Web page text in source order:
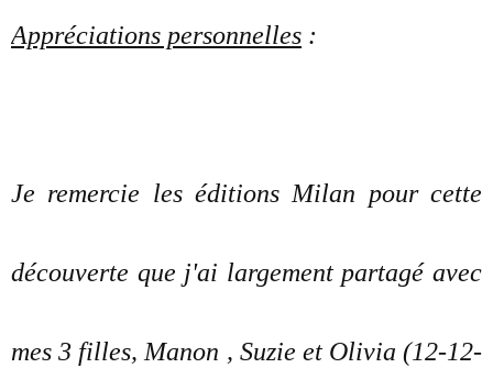
Appréciations personnelles :
Je remercie les éditions Milan pour cette
découverte que j'ai largement partagé avec
mes 3 filles, Manon , Suzie et Olivia (12-12-